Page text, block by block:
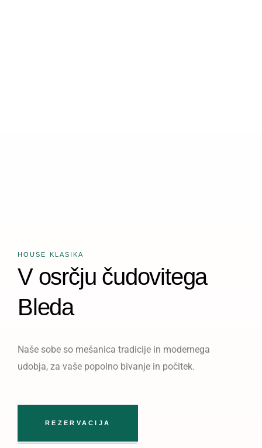
HOUSE KLASIKA
V osrčju čudovitega
Bleda
Naše sobe so mešanica tradicije in modernega
udobja, za vaše popolno bivanje in počitek.
REZERVACIJA